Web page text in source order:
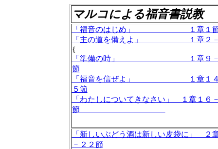
マルコによる福音書説教
「福音のはじめ」 １章１
「主の道を備えよ」 １章２－
{
「準備の時」 １章９－
節
「福音を信ぜよ」 １章１４
５節
「わたしについてきなさい」 １章１６
節
「新しいぶどう酒は新しい皮袋に」 ２
－２２節